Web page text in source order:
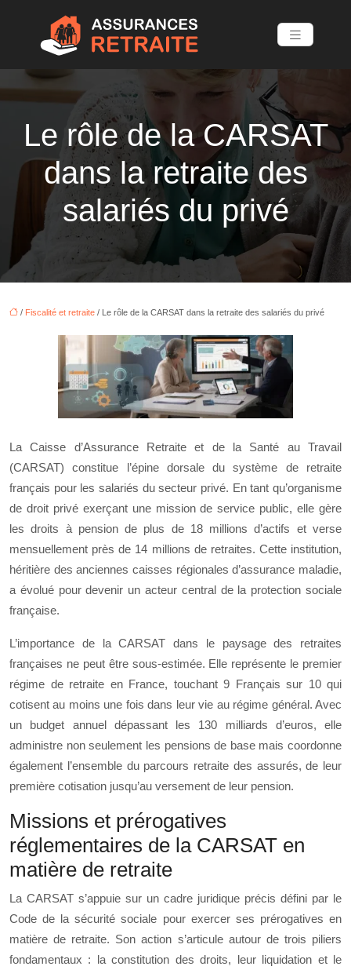
Le rôle de la CARSAT
dans la retraite des
salariés du privé
/ Fiscalité et retraite / Le rôle de la CARSAT dans la retraite des salariés du privé
La Caisse d’Assurance Retraite et de la Santé au Travail
(CARSAT) constitue l’épine dorsale du système de retraite
français pour les salariés du secteur privé. En tant qu’organisme
de droit privé exerçant une mission de service public, elle gère
les droits à pension de plus de 18 millions d’actifs et verse
mensuellement près de 14 millions de retraites. Cette institution,
héritière des anciennes caisses régionales d’assurance maladie,
a évolué pour devenir un acteur central de la protection sociale
française.
L’importance de la CARSAT dans le paysage des retraites
françaises ne peut être sous-estimée. Elle représente le premier
régime de retraite en France, touchant 9 Français sur 10 qui
cotisent au moins une fois dans leur vie au régime général. Avec
un budget annuel dépassant les 130 milliards d’euros, elle
administre non seulement les pensions de base mais coordonne
également l’ensemble du parcours retraite des assurés, de leur
première cotisation jusqu’au versement de leur pension.
Missions et prérogatives
réglementaires de la CARSAT en
matière de retraite
La CARSAT s’appuie sur un cadre juridique précis défini par le
Code de la sécurité sociale pour exercer ses prérogatives en
matière de retraite. Son action s’articule autour de trois piliers
fondamentaux : la constitution des droits, leur liquidation et le